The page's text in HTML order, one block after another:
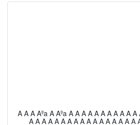
A A A Aºa A Aºa A A A A A A A A A A
A A A A A A A A A A A A A A A A A